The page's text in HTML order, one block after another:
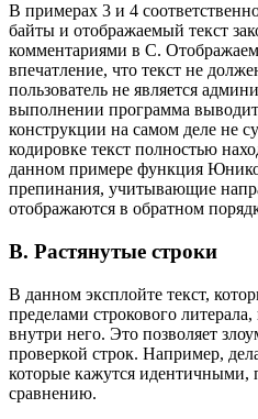
В примерах 3 и 4
байты и отображаемый текст
комментариями в C.
впечатление, что текст не
пользователь не является
выполнении программа
конструкции на самом деле не
кодировке текст полностью
данном примере функция
препинания, учитывающие
отображаются в обратном
В. Растянутые строки
В данном эксплойте текст,
пределами строкового
внутри него. Это позволяет
проверкой строк. Например,
которые кажутся идентичными,
сравнению.